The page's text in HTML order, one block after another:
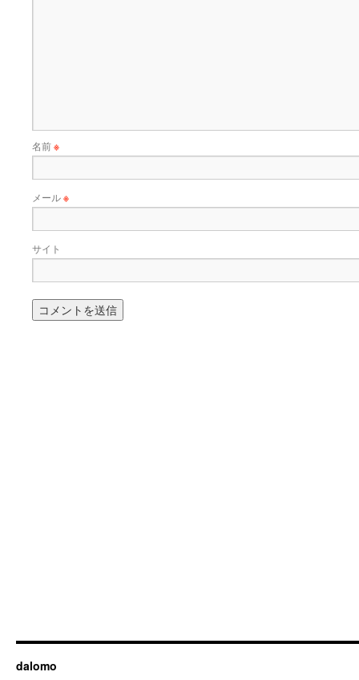
名前※
メール※
サイト
dalomo